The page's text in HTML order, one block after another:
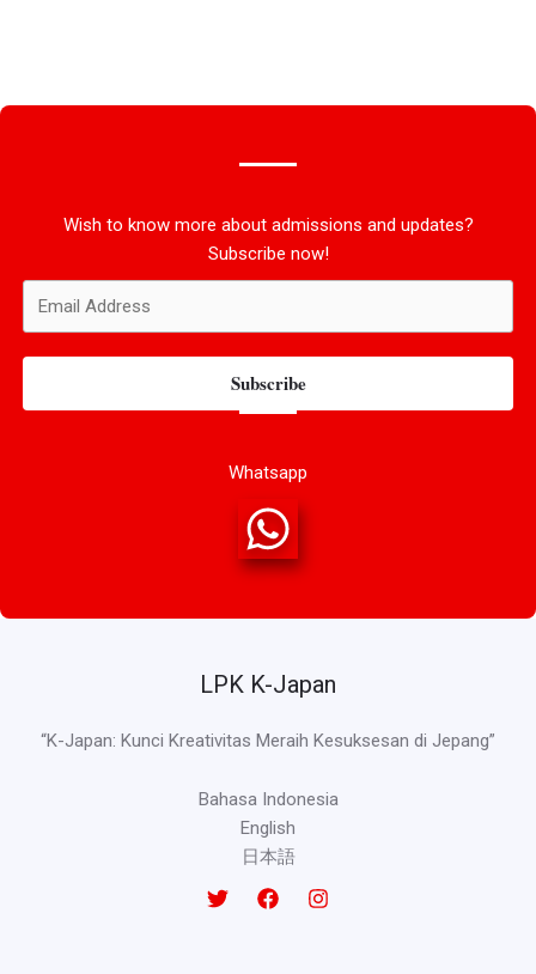
Wish to know more about admissions and updates?
Subscribe now!
Subscribe
Whatsapp
LPK K-Japan
“K-Japan: Kunci Kreativitas Meraih Kesuksesan di Jepang”
Bahasa Indonesia
English
日本語